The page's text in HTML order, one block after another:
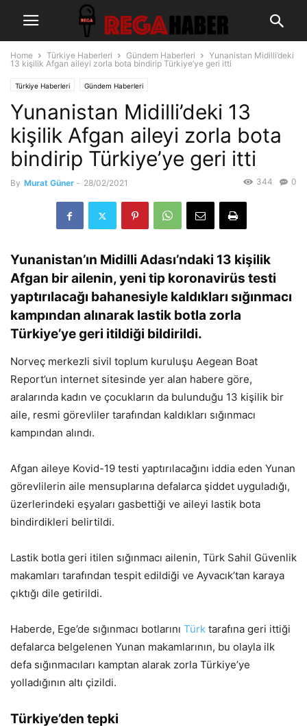
Home Türkiye Haberleri Gündem Haberleri
Yunanistan Midilli’deki
13 kişilik Afgan aileyi zorla bota bindirip Türkiye’ye geri itti
Türkiye Haberleri Gündem Haberleri
Yunanistan Midilli’deki 13
kişilik Afgan aileyi zorla bota
bindirip Türkiye’ye geri itti
By Murat Güner - 28/02/2021 0
344
Yunanistan’ın Midilli Adası’ndaki 13 kişilik
Afgan bir ailenin, yeni tip koronavirüs testi
yaptırılacağı bahanesiyle kaldıkları sığınmacı
kampından alınarak lastik botla zorla
Türkiye’ye geri itildiği bildirildi.
Norveç merkezli sivil toplum kuruluşu Aegean Boat
Report’un internet sitesinde yer alan habere göre,
aralarında kadın ve çocukların da bulunduğu 13 kişilik bir
aile, resmi görevliler tarafından kaldıkları sığınmacı
kampından alındı.
Afgan aileye Kovid-19 testi yaptırılacağını iddia eden Yunan
görevlilerin aile mensuplarına defalarca şiddet uyguladığı,
üzerlerindeki eşyaları gasbettiği ve aileyi lastik bota
bindirdikleri belirtildi.
Lastik botla geri itilen sığınmacı ailenin, Türk Sahil Güvenlik
makamları tarafından tespit edildiği ve Ayvacık’tan karaya
çıktığı dile getirildi.
Haberde, Ege’de sığınmacı botlarını Türk tarafına geri ittiği
defalarca belgelenen Yunan makamlarının, bu olayla ilk
defa sığınmacıları kamptan alarak zorla Türkiye’ye
yolladığının altı çizildi.
Türkiye’den tepki